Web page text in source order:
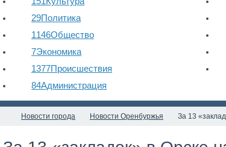
29Политика
1146Общество
7Экономика
1377Происшествия
84Администрация
Новости города Новости Оренбуржья За 13